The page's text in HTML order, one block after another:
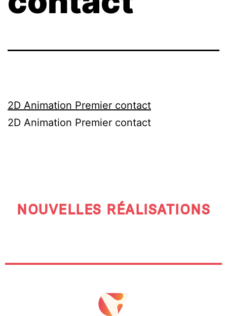
2D Animation Premier contact
2D Animation Premier contact
NOUVELLES RÉALISATIONS